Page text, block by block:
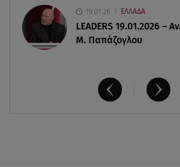
19.01.26 ΕΛΛΑΔΑ
LEADERS 19.01.2026 –
Μ. Παπάζογλου